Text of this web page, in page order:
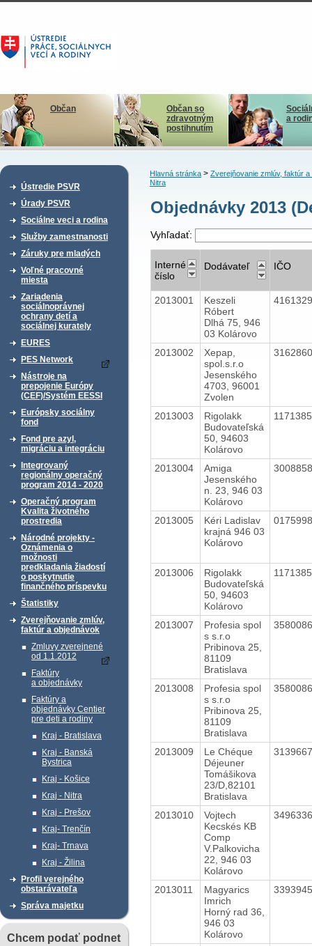
Občan
Občan so
zdravotným
postihnutím
a
Ústredie PSVR
Úrady PSVR
Sociálne veci a rodina
Služby zamestnanosti
Záruky pre mladých
Voľné pracovné
miesta
Zariadenia
sociálnoprávnej
ochrany detí a
sociálnej kurately
EURES
PES Network
Nástroje na
prepojenie Európy
(CEF)/Systém EESSI
Európsky sociálny
fond
Fond pre azyl,
migráciu a integráciu
Integrovaný
regionálny operačný
program 2014 - 2020
Operačný program
Kvalita životného
prostredia
Národné projekty -
Oznámenia o
možnosti
predkladania žiadostí
o poskytnutie
finančného príspevku
Štatistiky
Zverejňovanie zmlúv,
faktúr a objednávok
Zmluvy zverejnené
od 1.1.2012
Faktúry
a objednávky
Faktúry a
objednávky Centier
pre deti a rodiny
Kraj - Bratislava
Kraj - Banská
Bystrica
Kraj - Košice
Kraj - Nitra
Kraj - Prešov
Kraj- Trenčín
Kraj- Trnava
Kraj - Žilina
Profil verejného
obstarávateľa
Správa majetku
Chcem podať podnet
Hlavná stránka> Zverejňovanie zmlúv, faktúr a
Nitra
Objednávky 2013
Vyhľadať:
Interné
číslo
Dodávateľ IČO
2013001
Keszeli
Róbert
Dlhá 75, 946
03 Kolárovo
2013002
Xepap,
spol.s.r.o
Jesenského
4703, 96001
Zvolen
2013003
Rigolakk
Budovateľská
50, 94603
Kolárovo
2013004
Amiga
Jesenského
n. 23, 946 03
Kolárovo
2013005
Kéri Ladislav
krajná 946 03
Kolárovo
2013006
Rigolakk
Budovateľská
50, 94603
Kolárovo
2013007
Profesia spol
s s.r.o
Pribinova 25,
81109
Bratislava
2013008
Profesia spol
s s.r.o
Pribinova 25,
81109
Bratislava
2013009
Le Chéque
Déjeuner
Tomášikova
23/D,82101
Bratislava
2013010
Vojtech
Kecskés KB
Comp
V.Palkovicha
22, 946 03
Kolárovo
2013011
Magyarics
Imrich
Horný rad 36,
946 03
Kolárovo